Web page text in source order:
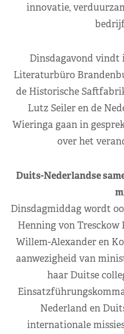
innovatie,
Dinsdagavond vindt
Literaturbüro
de Historische
Lutz Seiler en de
Wieringa gaan in
over het
Duits-Nederlandse
Dinsdagmiddag wordt
Henning von Tresckow
Willem-Alexander en
aanwezigheid van
haar Duitse
Nederland en
internationale